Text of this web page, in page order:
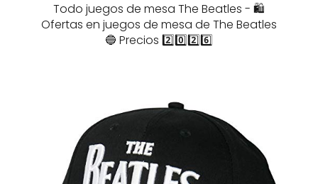
Todo juegos de mesa The Beatles - 🛍️
Ofertas en juegos de mesa de The Beatles
🔵 Precios 2️⃣0️⃣2️⃣6️⃣